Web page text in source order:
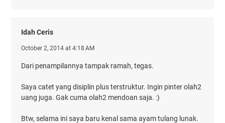
Idah Ceris
October 2, 2014 at 4:18 AM
Dari penampilannya tampak ramah, tegas.
Saya catet yang disiplin plus terstruktur. Ingin pinter olah2
uang juga. Gak cuma olah2 mendoan saja. :)
Btw, selama ini saya baru kenal sama ayam tulang lunak.